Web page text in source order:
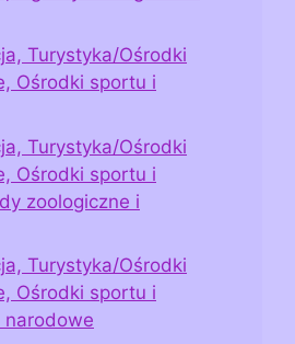
Turystyka/Ośrodki
Ośrodki sportu i
Turystyka/Ośrodki
Ośrodki sportu i
zoologiczne i
Turystyka/Ośrodki
Ośrodki sportu i
narodowe